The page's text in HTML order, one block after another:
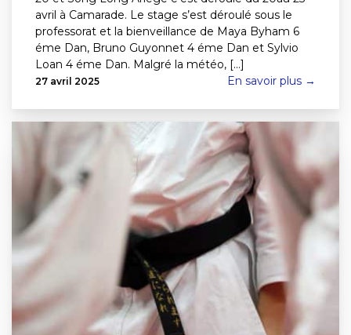
avril à Camarade. Le stage s’est déroulé sous le
professorat et la bienveillance de Maya Byham 6
éme Dan, Bruno Guyonnet 4 éme Dan et Sylvio
Loan 4 éme Dan. Malgré la météo, [...]
27 avril 2025 En savoir plus →